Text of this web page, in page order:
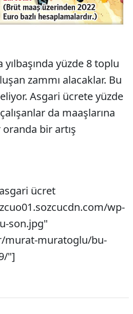
yüzde 8 toplu
zammı alacaklar. Bu
Asgari ücrete yüzde
da maaşlarına
bir artış
ücret
wp-
son.jpg"
murat-muratoglu/bu-
"]